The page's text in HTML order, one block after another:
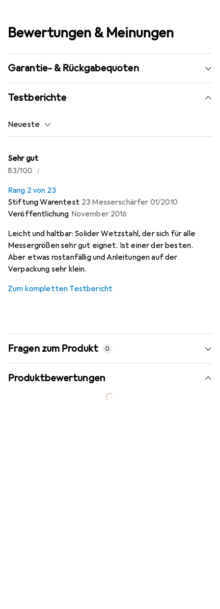
Bewertungen & Meinungen
Garantie- & Rückgabequoten
Testberichte
Neueste
Sehr gut
83/100 i
Rang 2 von 23
Stiftung Warentest 23 Messerschärfer 01/2010
Veröffentlichung November 2016
Leicht und haltbar: Solider Wetzstahl, der sich für alle
Messergrößen sehr gut eignet. Ist einer der besten.
Aber etwas rostanfällig und Anleitungen auf der
Verpackung sehr klein.
Zum kompletten Testbericht
Fragen zum Produkt 0
Produktbewertungen